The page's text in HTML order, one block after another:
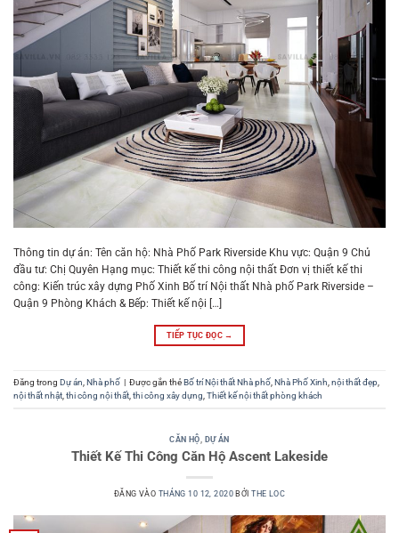
Thông tin dự án: Tên căn hộ: Nhà Phố Park Riverside Khu vực: Quận 9 Chủ
đầu tư: Chị Quyên Hạng mục: Thiết kế thi công nội thất Đơn vị thiết kế thi
công: Kiến trúc xây dựng Phố Xinh Bố trí Nội thất Nhà phố Park Riverside –
Quận 9 Phòng Khách & Bếp: Thiết kế nội […]
TIẾP TỤC ĐỌC →
Đăng trong Dự án,Nhà phố | Được gắn thẻBố trí Nội thất Nhà phố,Nhà Phố Xinh,nội thất đẹp,
nội thất nhật,thi công nội thất,thi công xây dựng,Thiết kế nội thất phòng khách
CĂN HỘ, DỰ ÁN
Thiết Kế Thi Công Căn Hộ Ascent Lakeside
ĐĂNG VÀO THÁNG 10 12, 2020 BỞITHE LOC